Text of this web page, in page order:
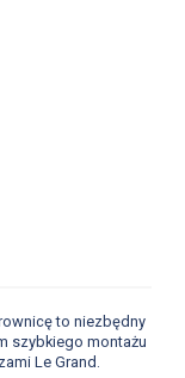
to niezbędny
szybkiego montażu
Le Grand.